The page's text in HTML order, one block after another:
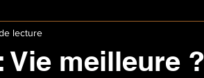
Vie meilleure
lecture